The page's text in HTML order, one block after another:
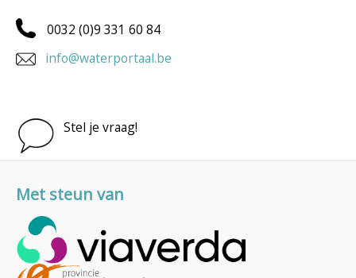
0032 (0)9 331 60 84
info@waterportaal.be
Stel je vraag!
Met steun van